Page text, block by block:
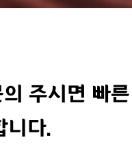
주시면 빠른
니다.